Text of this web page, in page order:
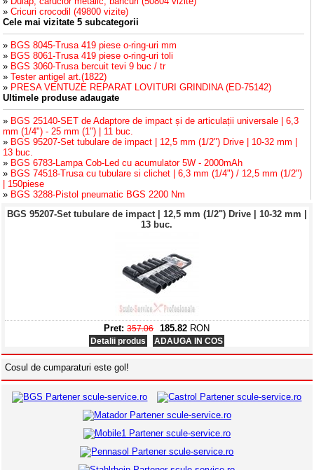
»Cricuri crocodil (49800 vizite)
Cele mai vizitate 5 subcategorii
» BGS 8045-Trusa 419 piese o-ring-uri mm
» BGS 8061-Trusa 419 piese o-ring-uri toli
» BGS 3060-Trusa bercuit tevi 9 buc / tr
»Tester antigel art.(1822)
» PRESA VENTUZE REPARAT LOVITURI GRINDINA (ED-75142)
Ultimele produse adaugate
» BGS 25140-SET de Adaptore de impact și de articulații universale | 6,3
mm (1/4") - 25 mm (1") | 11 buc.
» BGS 95207-Set tubulare de impact | 12,5 mm (1/2") Drive | 10-32 mm |
13 buc.
» BGS 6783-Lampa Cob-Led cu acumulator 5W - 2000mAh
» BGS 74518-Trusa cu tubulare si clichet | 6,3 mm (1/4") / 12,5 mm (1/2")
| 150piese
» BGS 3288-Pistol pneumatic BGS 2200 Nm
BGS 95207-Set tubulare de impact | 12,5 mm (1/2") Drive | 10-32 mm |
13 buc.
Pret: 357.06 185.82 RON
Detalii produs ADAUGA IN COS
BGS 6783-Lampa Cob-Led cu acumulator 5W - 2000mAh
Pret: 149.23 71.34RON
Detalii produs
Cosul de cumparaturi este gol!